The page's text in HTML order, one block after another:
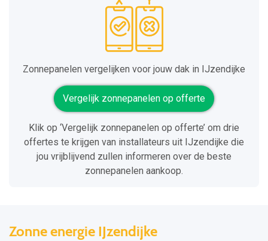
Zonnepanelen vergelijken voor jouw dak in IJzendijke
Vergelijk zonnepanelen op offerte
Klik op ‘Vergelijk zonnepanelen op offerte’ om drie
offertes te krijgen van installateurs uit IJzendijke die
jou vrijblijvend zullen informeren over de beste
zonnepanelen aankoop.
Zonne energie IJzendijke